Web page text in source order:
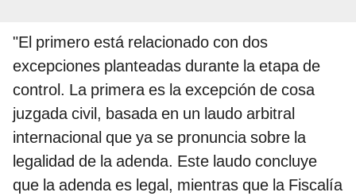
"El primero está relacionado con dos
excepciones planteadas durante la etapa de
control. La primera es la excepción de cosa
juzgada civil, basada en un laudo arbitral
internacional que ya se pronuncia sobre la
legalidad de la adenda. Este laudo concluye
que la adenda es legal, mientras que la Fiscalía